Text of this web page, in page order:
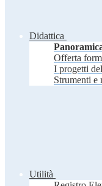
Didattica
Offerta
I progetti
Strumenti e
Utilità